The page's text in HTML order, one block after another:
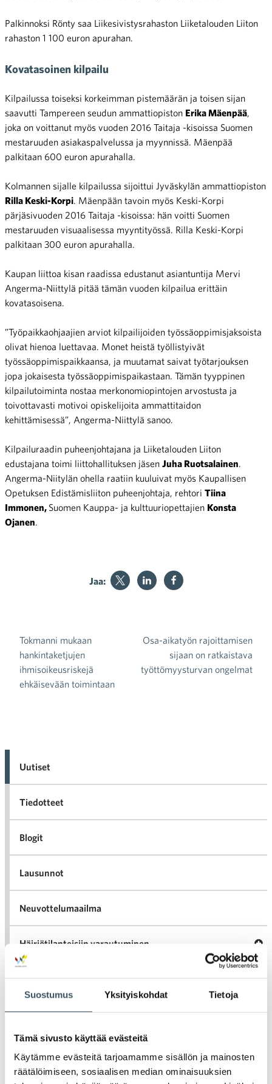
Suostumus Yksityiskohdat Tietoja
Tämä sivusto käyttää evästeitä
Käytämme evästeitä tarjoamamme sisällön ja mainosten
räätälöimiseen, sosiaalisen median ominaisuuksien
Palkinnoksi Rönty saa Liikesivistysrahaston Liiketalouden Liiton
rahaston 1 100 euron apurahan.
Kovatasoinen kilpailu
Kilpailussa toiseksi korkeimman pistemäärän ja toisen sijan
saavutti Tampereen seudun ammattiopiston Erika Mäenpää,
joka on voittanut myös vuoden 2016 Taitaja -kisoissa Suomen
mestaruuden asiakaspalvelussa ja myynnissä. Mäenpää
palkitaan 600 euron apurahalla.
Kolmannen sijalle kilpailussa sijoittui Jyväskylän ammattiopiston
Rilla Keski-Korpi. Mäenpään tavoin myös Keski-Korpi
pärjäsivuoden 2016 Taitaja -kisoissa: hän voitti Suomen
mestaruuden visuaalisessa myyntityössä. Rilla Keski-Korpi
palkitaan 300 euron apurahalla.
Kaupan liittoa kisan raadissa edustanut asiantuntija Mervi
Angerma-Niittylä pitää tämän vuoden kilpailua erittäin
kovatasoisena.
”Työpaikkaohjaajien arviot kilpailijoiden työssäoppimisjaksoista
olivat hienoa luettavaa. Monet heistä työllistyivät
työssäoppimispaikkaansa, ja muutamat saivat työtarjouksen
jopa jokaisesta työssäoppimispaikastaan. Tämän tyyppinen
kilpailutoiminta nostaa merkonomiopintojen arvostusta ja
toivottavasti motivoi opiskelijoita ammattitaidon
kehittämisessä”, Angerma-Niittylä sanoo.
Kilpailuraadin puheenjohtajana ja Liiketalouden Liiton
edustajana toimi liittohallituksen jäsen Juha Ruotsalainen.
Angerma-Niitylän ohella raatiin kuuluivat myös Kaupallisen
Opetuksen Edistämisliiton puheenjohtaja, rehtori Tiina
Immonen, Suomen Kauppa- ja kulttuuriopettajien Konsta
Ojanen.
Jaa:
Artikkelien selaus
Tokmanni mukaan
hankintaketjujen
ihmisoikeusriskejä
ehkäisevään toimintaan
Osa-aikatyön rajoittamisen
sijaan on ratkaistava
työttömyysturvan ongelmat
Uutiset
Tiedotteet
Blogit
Lausunnot
Neuvottelumaailma
Häiriötilanteisiin varautuminen
Kannattavakauppa.fi
Tarinoita kaupan alalta